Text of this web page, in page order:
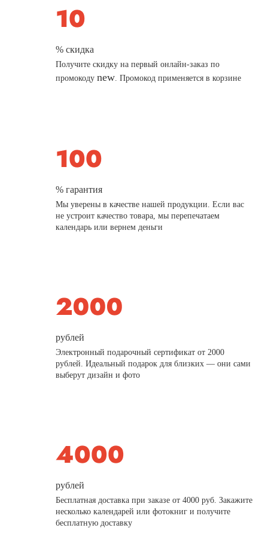
% скидка
Получите скидку на первый онлайн-заказ по
промокодуnew. Промокод применяется в корзине
% гарантия
Мы уверены в качестве нашей продукции. Если вас
не устроит качество товара, мы перепечатаем
календарь или вернем деньги
рублей
Электронный подарочный сертификат от 2000
рублей. Идеальный подарок для близких — они сами
выберут дизайн и фото
рублей
Бесплатная доставка при заказе от 4000 руб. Закажите
несколько календарей или фотокниг и получите
бесплатную доставку